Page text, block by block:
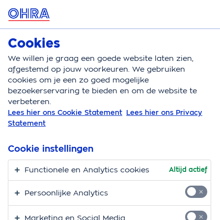
MENU
Klantenservice
Klantenservice Schade melden Schade expert
Hoe stellen we de
schade vast?
lastig om de omvang en oorzaak in te schatten. Dan
schakelen we een schade-expert in om de schade te
We werken samen met
Cookies
We willen je graag een goede website laten zien,
afgestemd op jouw voorkeuren. We gebruiken
cookies om je een zo goed mogelijke
bezoekerservaring te bieden en om de website te
verbeteren.
Lees hier ons Cookie Statement Lees hier ons Privacy
Statement
Cookie instellingen
Functionele en Analytics cookies Altijd actief
Persoonlijke Analytics
Marketing en Social Media